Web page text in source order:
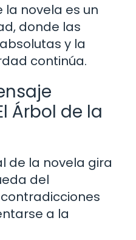
la novela es un
donde las
y la
continúa.
Árbol de la
de la novela gira
del
a la